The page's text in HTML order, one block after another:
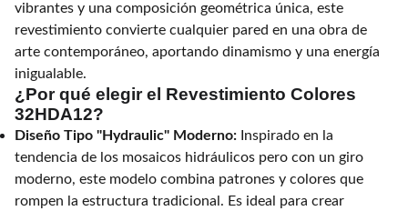
vibrantes y una composición geométrica única, este
revestimiento convierte cualquier pared en una obra de
arte contemporáneo, aportando dinamismo y una energía
inigualable.
¿Por qué elegir el Revestimiento Colores
32HDA12?
Diseño Tipo "Hydraulic" Moderno: Inspirado en la
tendencia de los mosaicos hidráulicos pero con un giro
moderno, este modelo combina patrones y colores que
rompen la estructura tradicional. Es ideal para crear